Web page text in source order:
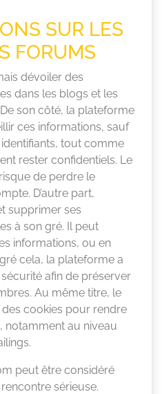
SUR LES
FORUMS
dévoiler des
dans les blogs et les
son côté, la plateforme
ces informations, sauf
tout comme
rester confidentiels. Le
de perdre le
D’autre part,
supprimer ses
à son gré. Il peut
informations, ou en
cela, la plateforme a
afin de préserver
Au même titre, le
des cookies pour rendre
notamment au niveau
peut être considéré
sérieuse.